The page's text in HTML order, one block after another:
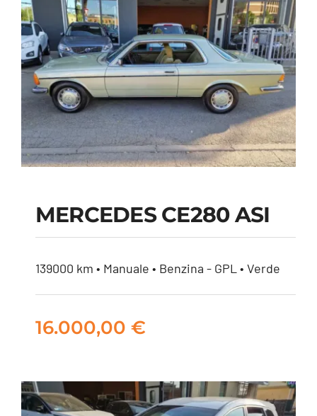
MERCEDES CE280 ASI
139000 km • Manuale • Benzina - GPL • Verde
16.000,00 €